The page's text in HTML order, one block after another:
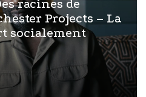
racines de
Projects – La
socialement